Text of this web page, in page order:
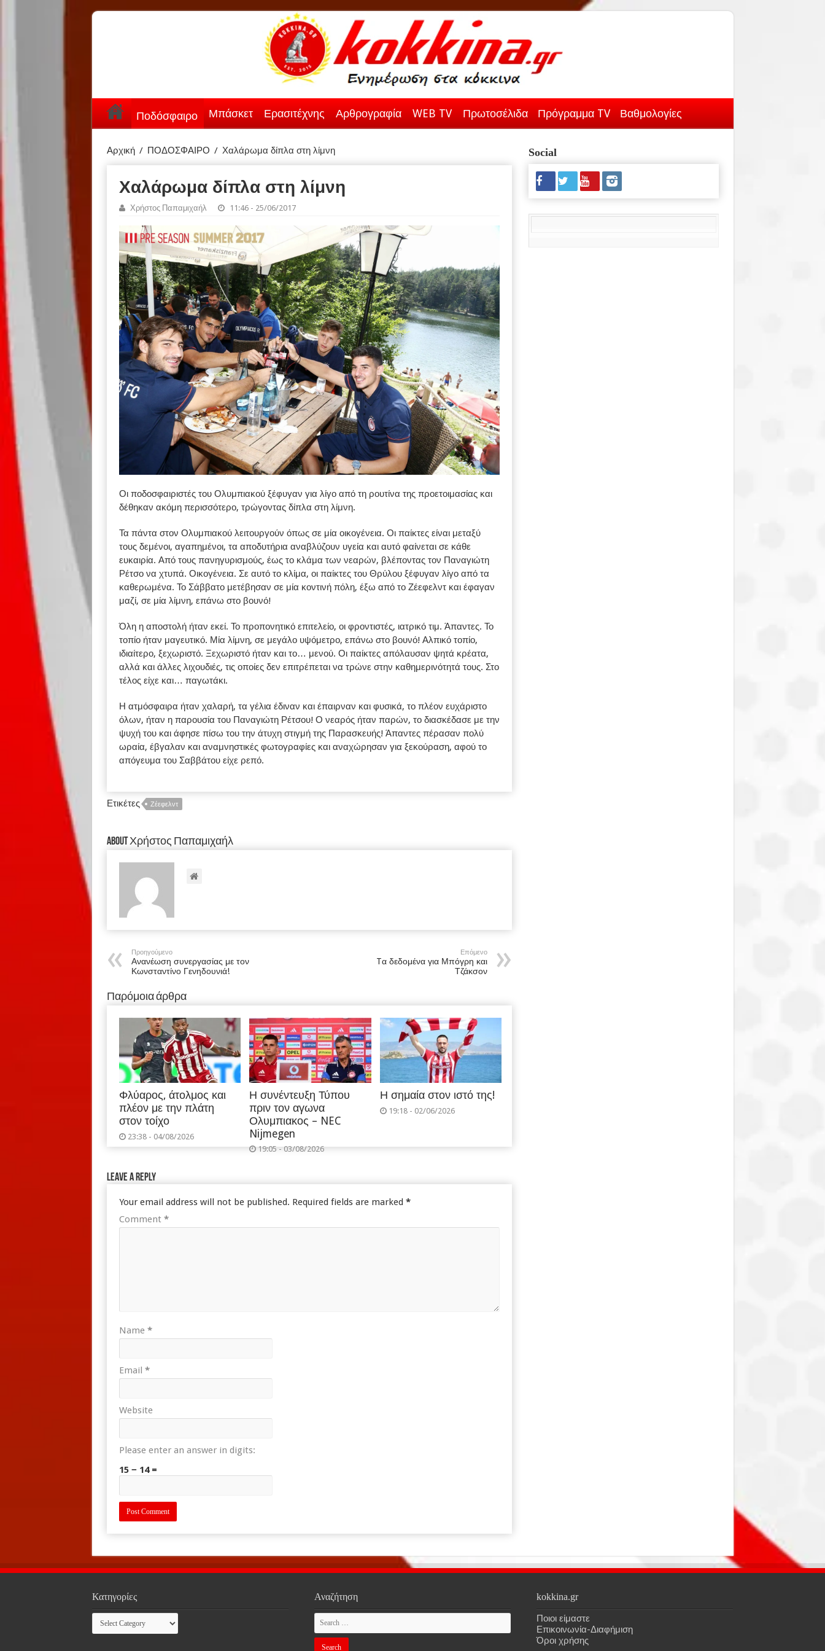
Ποδόσφαιρο Μπάσκετ Ερασιτέχνης Αρθρογραφία WEB TV Πρωτοσέλιδα Πρόγραμμα TV Βαθμολογίες
Αρχική / ΠΟΔΟΣΦΑΙΡΟ / Χαλάρωμα δίπλα στη λίμνη
Χαλάρωμα δίπλα στη λίμνη
Χρήστος Παπαμιχαήλ 11:46 - 25/06/2017
Οι ποδοσφαιριστές του Ολυμπιακού ξέφυγαν για λίγο από τη ρουτίνα της προετοιμασίας και
δέθηκαν ακόμη περισσότερο, τρώγοντας δίπλα στη λίμνη.
Τα πάντα στον Ολυμπιακού λειτουργούν όπως σε μία οικογένεια. Οι παίκτες είναι μεταξύ
τους δεμένοι, αγαπημένοι, τα αποδυτήρια αναβλύζουν υγεία και αυτό φαίνεται σε κάθε
ευκαιρία. Από τους πανηγυρισμούς, έως το κλάμα των νεαρών, βλέποντας τον Παναγιώτη
Ρέτσο να χτυπά. Οικογένεια. Σε αυτό το κλίμα, οι παίκτες του Θρύλου ξέφυγαν λίγο από τα
καθερωμένα. Το Σάββατο μετέβησαν σε μία κοντινή πόλη, έξω από το Ζέεφελντ και έφαγαν
μαζί, σε μία λίμνη, επάνω στο βουνό!
Όλη η αποστολή ήταν εκεί. Το προπονητικό επιτελείο, οι φροντιστές, ιατρικό τιμ. Άπαντες. Το
τοπίο ήταν μαγευτικό. Μία λίμνη, σε μεγάλο υψόμετρο, επάνω στο βουνό! Αλπικό τοπίο,
ιδιαίτερο, ξεχωριστό. Ξεχωριστό ήταν και το… μενού. Οι παίκτες απόλαυσαν ψητά κρέατα,
αλλά και άλλες λιχουδιές, τις οποίες δεν επιτρέπεται να τρώνε στην καθημερινότητά τους. Στο
τέλος είχε και… παγωτάκι.
Η ατμόσφαιρα ήταν χαλαρή, τα γέλια έδιναν και έπαιρναν και φυσικά, το πλέον ευχάριστο
όλων, ήταν η παρουσία του Παναγιώτη Ρέτσου! Ο νεαρός ήταν παρών, το διασκέδασε με την
ψυχή του και άφησε πίσω του την άτυχη στιγμή της Παρασκευής! Άπαντες πέρασαν πολύ
ωραία, έβγαλαν και αναμνηστικές φωτογραφίες και αναχώρησαν για ξεκούραση, αφού το
απόγευμα του Σαββάτου είχε ρεπό.
Ετικέτες Ζέεφελντ
About Χρήστος Παπαμιχαήλ
Προηγούμενο
Ανανέωση συνεργασίας με τον
Κωνσταντίνο Γενηδουνιά!
Επόμενο
Tα δεδομένα για Μπόγρη και
Τζάκσον
Παρόμοια άρθρα
Φλύαρος, άτολμος και
πλέον με την πλάτη
στον τοίχο
23:38 - 04/08/2026
Η συνέντευξη Τύπου
πριν τον αγωνα
Ολυμπιακος – NEC
Nijmegen
19:05 - 03/08/2026
Η σημαία στον ιστό της!
19:18 - 02/06/2026
Leave a Reply
Your email address will not be published. Required fields are marked *
Comment *
Name *
Email *
Website
Please enter an answer in digits:
15 − 14 =
Social
Κατηγορίες
Κατηγορίες
Αναζήτηση kokkina.gr
Ποιοι είμαστε
Επικοινωνία-Διαφήμιση
Όροι χρήσης